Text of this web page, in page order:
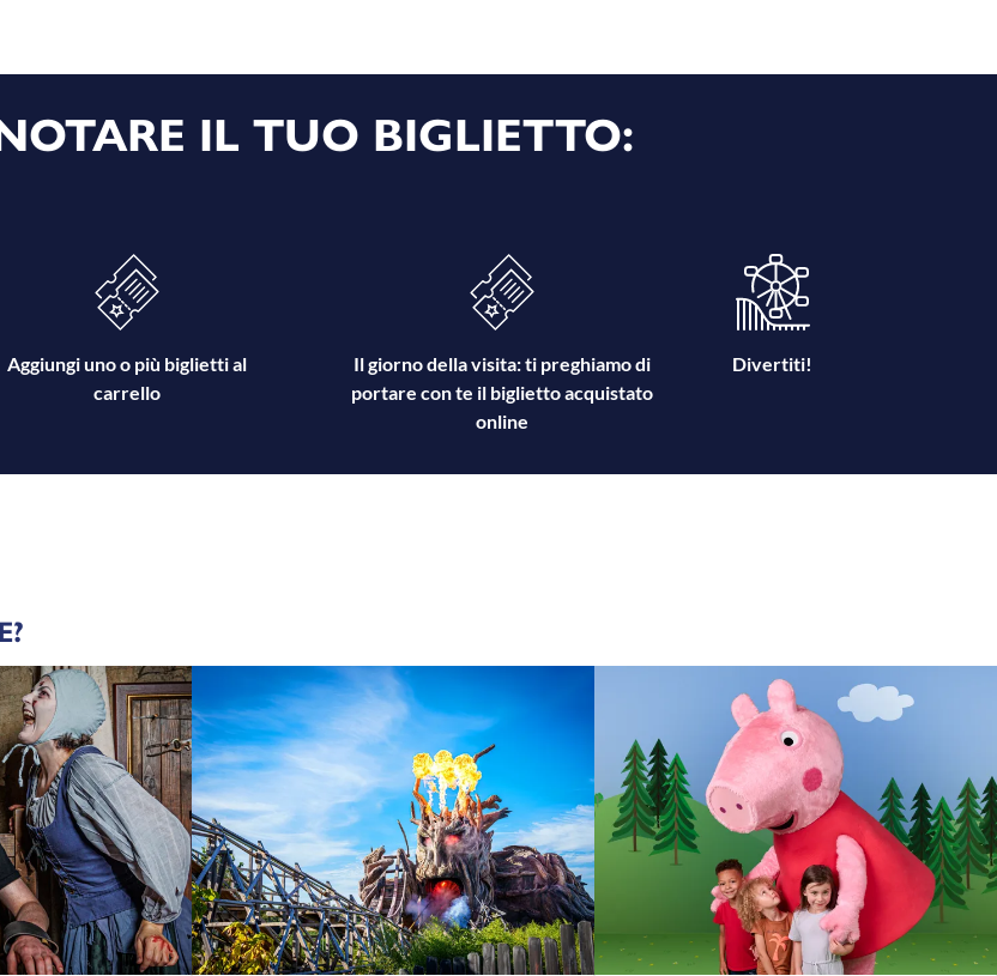
IL TUO BIGLIETTO:
Aggiungi uno o più biglietti al
carrello
Il giorno della visita: ti preghiamo di
portare con te il biglietto acquistato
online
Divertiti!